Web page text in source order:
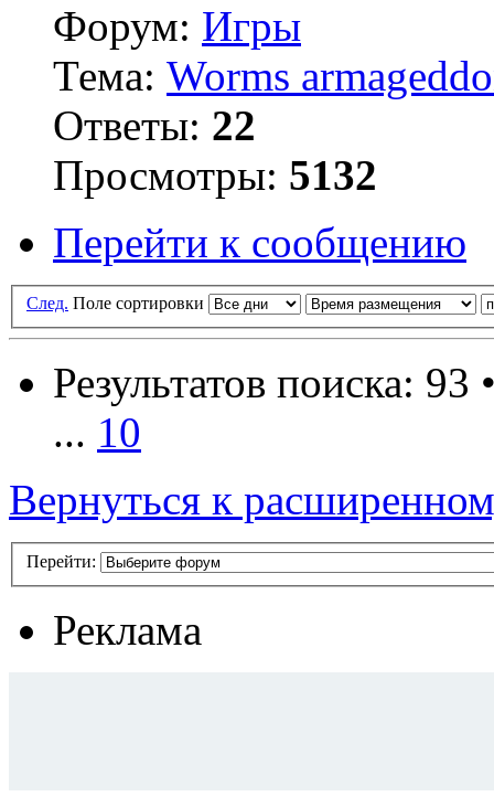
Форум: Игры
Тема: Worms
Ответы: 22
Просмотры: 5132
Перейти к сообщению
След. Поле сортировки
Результатов поиска: 93
... 10
Вернуться к
Перейти:
Реклама